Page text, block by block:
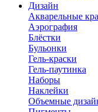
Дизайн
Акварельные
Аэрография
Блёстки
Бульонки
Гель-краски
Гель-паутинка
Наборы
Наклейки
Объемные